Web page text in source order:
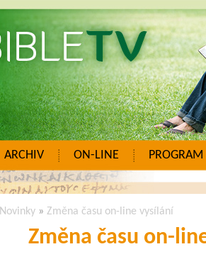
ARCHIV ON-LINE PROGRAM
Novinky »Změna času on-line vysílání
Změna času on-